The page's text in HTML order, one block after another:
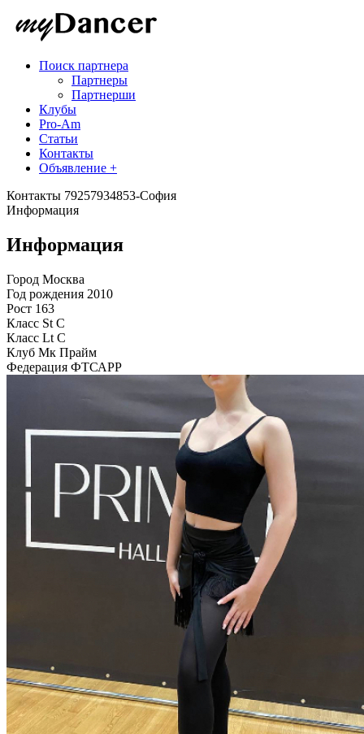
Поиск партнера
Партнеры
Партнерши
Клубы
Pro-Am
Статьи
Контакты
Объявление +
Контакты 79257934853-София
Информация
Информация
Город Москва
Год рождения 2010
Рост 163
Класс St C
Класс Lt C
Клуб Мк Прайм
Федерация ФТСАРР